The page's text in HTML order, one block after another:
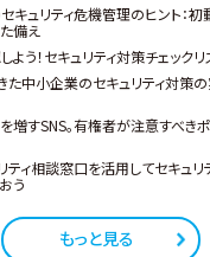
キュリティ危機管理のヒント：初
備え
う！セキュリティ対策チェックリ
た中小企業のセキュリティ対策
増すSNS。有権者が注意すべき
ティ相談窓口を活用してセキュリ
う
もっと見る